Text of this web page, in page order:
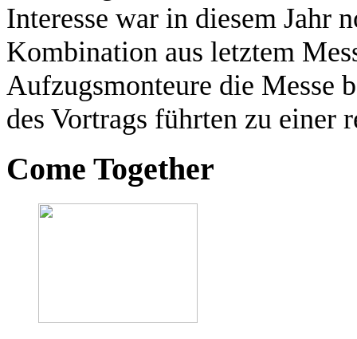
Interesse war in diesem Jahr
Kombination aus letztem
Aufzugsmonteure die Messe
des Vortrags führten zu einer
Come Together